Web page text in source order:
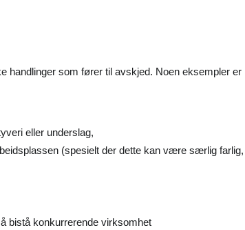
handlinger som fører til avskjed. Noen eksempler er
eller underslag,
(spesielt der dette kan være særlig
bistå konkurrerende virksomhet